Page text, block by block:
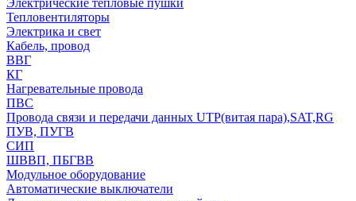
Электрические тепловые пушки
Тепловентиляторы
Электрика и свет
Кабель, провод
ВВГ
КГ
Нагревательные провода
ПВС
Провода связи и передачи данных UTP(витая пара),SAT,RG
ПУВ, ПУГВ
СИП
ШВВП, ПБГВВ
Модульное оборудование
Автоматические выключатели